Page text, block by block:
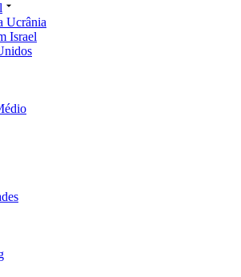
Ucrânia
Israel